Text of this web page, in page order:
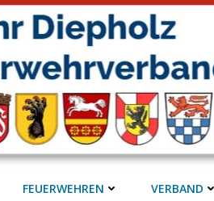
FEUERWEHREN VERBAND